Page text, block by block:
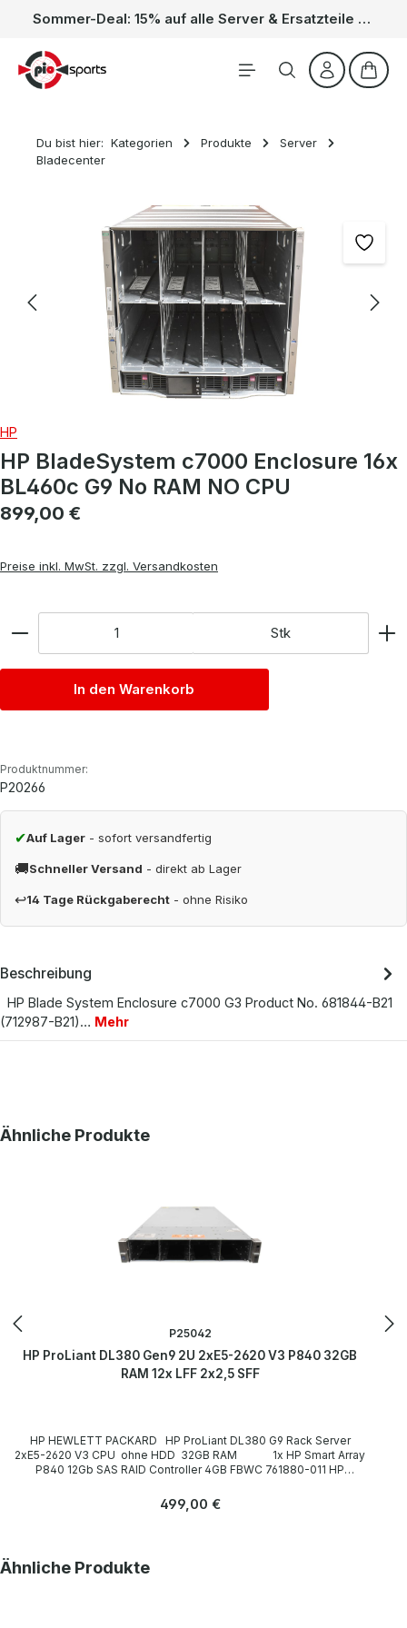
Zum Hauptinhalt springen Sommer-Deal: 15% auf alle Server & Ersatzteile – Kein Code nötig, der Rabatt wird automatisch im Warenkorb abgezogen. Gültig vom 01.06. bis 31.08.
Du bist hier: Kategorien Produkte
Server
Bladecenter
Bildergalerie überspringen
HP
HP BladeSystem c7000 Enclosure 16x
BL460c G9 No RAM NO CPU
Regulärer Preis:
899,00 €
Preise inkl. MwSt. zzgl. Versandkosten
Stk
In den Warenkorb
Produktnummer:
P20266
✔Auf Lager - sofort versandfertig
🚚Schneller Versand - direkt ab Lager
↩14 Tage Rückgaberecht - ohne Risiko
Beschreibung
HP Blade System Enclosure c7000 G3 Product No. 681844-B21
(712987-B21)… Mehr
Produktgalerie überspringen
Ähnliche Produkte
P25042
HP ProLiant DL380 Gen9 2U 2xE5-2620 V3 P840 32GB
RAM 12x LFF 2x2,5 SFF
2xE5-2620 V3 CPU ohne HDD 32GB RAM 1x HP Smart Array
P840 12Gb SAS RAID Controller 4GB FBWC 761880-011 HP
32GB RAM Hard drives / Festplatten none / ohne HDD CD-/DVD-
Regulärer Preis:
499,00 €
Produktgalerie überspringen
Ähnliche Produkte